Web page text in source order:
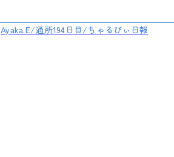
Ayaka.E/通所194日目/ちゃるびぃ日報